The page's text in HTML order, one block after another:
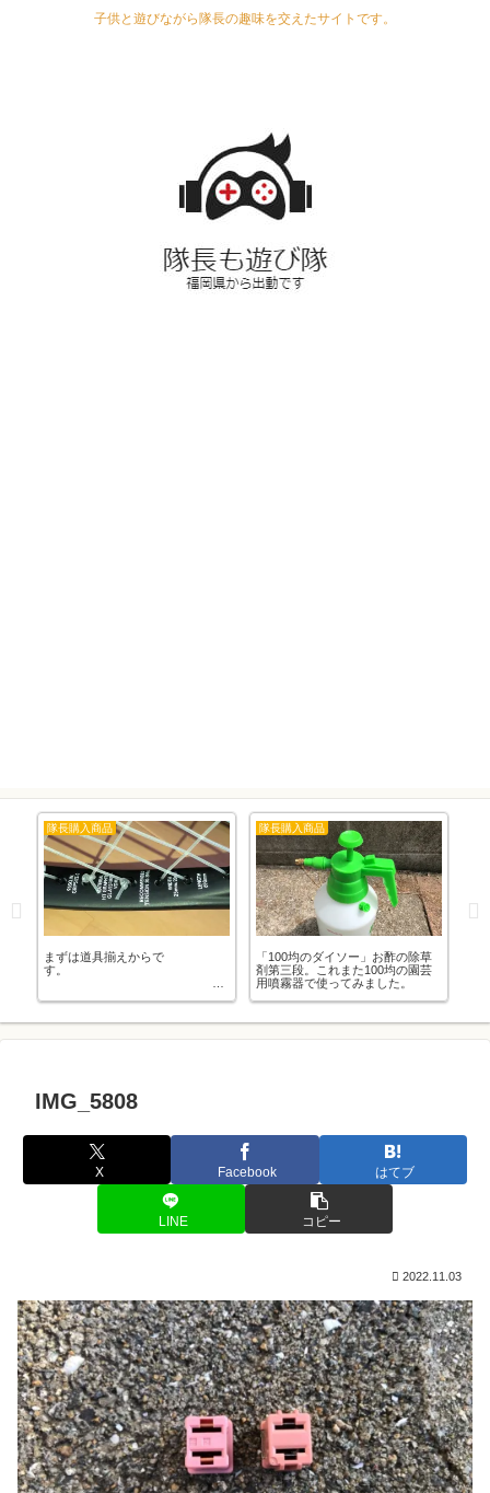
子供と遊びながら隊長の趣味を交えたサイトです。
隊長購入商品
まずは道具揃えからで
す。
隊長購入商品
「100均のダイソー」お酢の除草
剤第三段。これまた100均の園芸
用噴霧器で使ってみました。
IMG_5808
X Facebook はてブ
LINE コピー
2022.11.03